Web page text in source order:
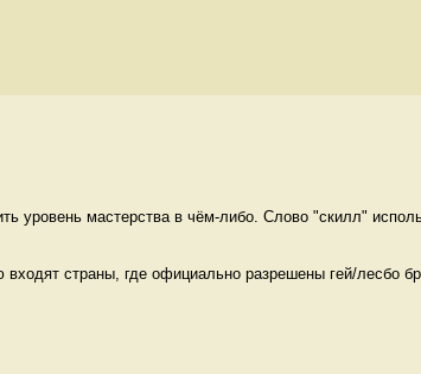
уровень мастерства в чём-либо. Слово "скилл"
входят страны, где официально разрешены гей/лесбо